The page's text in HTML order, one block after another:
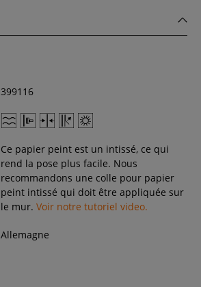
399116
Ce papier peint est un intissé, ce qui
rend la pose plus facile. Nous
recommandons une colle pour papier
peint intissé qui doit être appliquée sur
le mur. Voir notre tutoriel video.
Allemagne